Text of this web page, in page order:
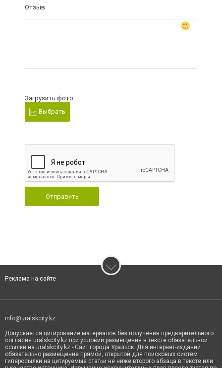
Отзыв:
Загрузить фото:
Выбрать
Отправить
Реклама на сайте
info@uralskcity.kz
Допускается цитирование материалов без получения предварительного
согласия uralskcity.kz при условии размещения в тексте обязательной
ссылки на uralskcity.kz - Сайт города Уральск. Для интернет-изданий
обязательно размещение прямой, открытой для поисковых систем
гиперссылки на цитируемые статьи не ниже второго абзаца в тексте или